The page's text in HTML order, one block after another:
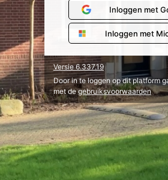
Inloggen met
Inloggen met
Versie 6.337.19
Door in te loggen op dit platform
met degebruiksvoorwaarden